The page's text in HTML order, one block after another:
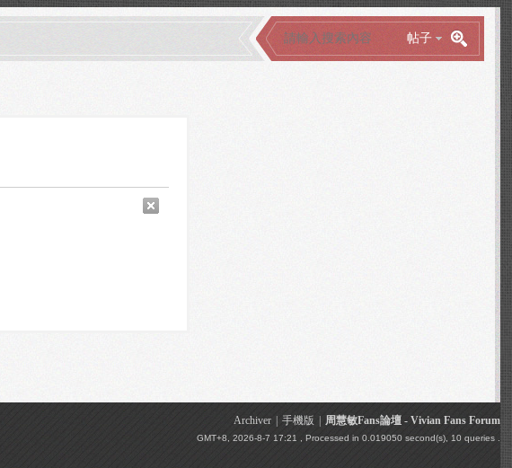
帖子
Archiver 手機版 周慧敏Fans論壇 - Vivian Fans Forum
GMT+8, 2026-8-7 17:21 , Processed in 0.019050 second(s), 10 queries .